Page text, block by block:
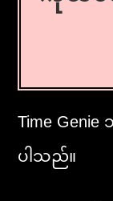
Time
ပါသည်။